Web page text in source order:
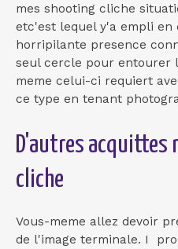
mes shooting cliche
etc'est lequel y'a empli en
horripilante presence
seul cercle pour entourer
meme celui-ci requiert
ce type en tenant
D'autres acquittes
cliche
Vous-meme allez devoir
de l'image terminale. I